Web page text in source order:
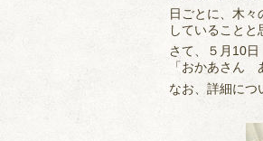
日ごとに、木
していることと
さて、５月10
「おかあさん
なお、詳細につ